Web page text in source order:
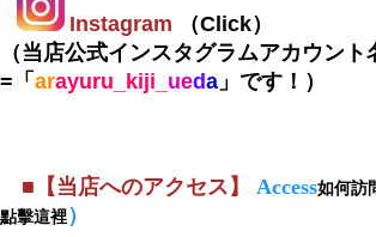
Instagram （Click）
（当店公式インスタグラムアカウント
=「 arayuru_kiji_ ueda 」です！）
■ 【当店へのアクセス】 Access如何訪
點擊這裡）